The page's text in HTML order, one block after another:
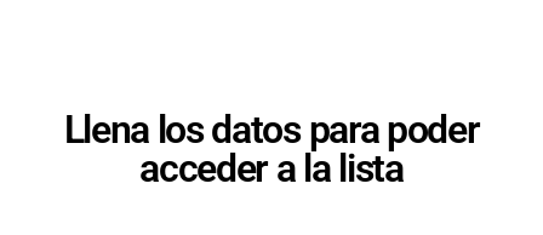
Llena los datos para poder
acceder a la lista